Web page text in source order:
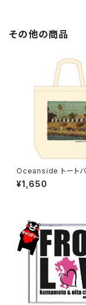
その他の商品
Oceanside トート
イズ)
¥1,650